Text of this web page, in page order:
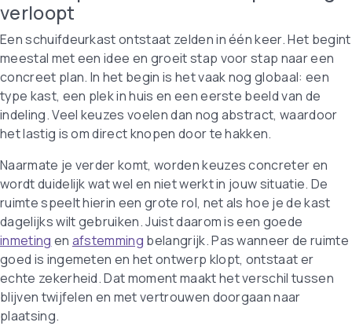
verloopt
Een schuifdeurkast ontstaat zelden in één keer. Het begint
meestal met een idee en groeit stap voor stap naar een
concreet plan. In het begin is het vaak nog globaal: een
type kast, een plek in huis en een eerste beeld van de
indeling. Veel keuzes voelen dan nog abstract, waardoor
het lastig is om direct knopen door te hakken.
Naarmate je verder komt, worden keuzes concreter en
wordt duidelijk wat wel en niet werkt in jouw situatie. De
ruimte speelt hierin een grote rol, net als hoe je de kast
dagelijks wilt gebruiken. Juist daarom is een goede
inmeting en afstemming belangrijk. Pas wanneer de ruimte
goed is ingemeten en het ontwerp klopt, ontstaat er
echte zekerheid. Dat moment maakt het verschil tussen
blijven twijfelen en met vertrouwen doorgaan naar
plaatsing.